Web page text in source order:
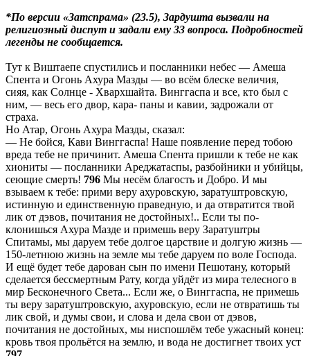
*По версии «Затспрама» (23.5), Зардушта вызвали на
религиозный диспут и задали ему 33 вопроса. Подробностей
легенды не сообщается.
Тут к Виштаепе спустились и посланники небес — Амеша
Спента и Огонь Ахура Мазды — во всём блеске величия,
сияя, как Солнце - Хвархшайта. Винггаспа и все, кто был с
ним, — весь его двор, кара- паны и кавии, задрожали от
страха.
Но Атар, Огонь Ахура Мазды, сказал:
— Не бойся, Кави Винггаспа! Наше появление перед тобою
вреда тебе не причинит. Амеша Спента пришли к тебе не как
хиониты — посланники Ареджатаспы, разбойники и убийцы,
сеющие смерть! 796 Мы несём благость и Добро. И мы
взываем к тебе: прими веру ахуровскую, заратуштровскую,
истинную и единственную праведную, и да отвратится твой
лик от дэвов, почитания не достойных!.. Если ты по-
клонишься Ахура Мазде и примешь веру Заратуштры
Спитамы, мы даруем тебе долгое царствие и долгую жизнь —
150-летнюю жизнь на земле мы тебе даруем по воле Господа.
И ещё будет тебе дарован сын по имени Пешотану, который
сделается бессмертным Рату, когда уйдёт из мира телесного в
мир Бесконечного Света... Если же, о Винггаспа, не примешь
ты веру заратуштровскую, ахуровскую, если не отвратишь ты
лик свой, и думы свои, и слова и дела свои от дэвов,
почитания не достойных, мы ниспошлём тебе ужасный конец:
кровь твоя прольётся на землю, и вода не достигнет твоих уст